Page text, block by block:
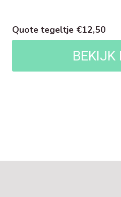
Quote tegeltje €12,50
BEKIJK